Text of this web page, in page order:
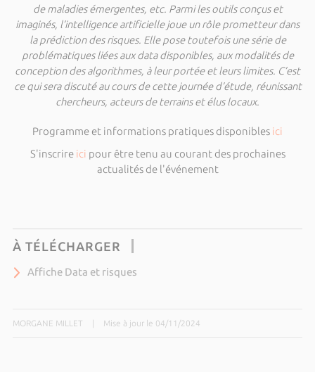
de maladies émergentes, etc. Parmi les outils conçus et
imaginés, l’intelligence artificielle joue un rôle prometteur dans
la prédiction des risques. Elle pose toutefois une série de
problématiques liées aux data disponibles, aux modalités de
conception des algorithmes, à leur portée et leurs limites. C’est
ce qui sera discuté au cours de cette journée d’étude, réunissant
chercheurs, acteurs de terrains et élus locaux.
Programme et informations pratiques disponibles ici
S'inscrire ici pour être tenu au courant des prochaines
actualités de l'événement
À TÉLÉCHARGER
Affiche Data et risques
MORGANE MILLET Mise à jour le 04/11/2024